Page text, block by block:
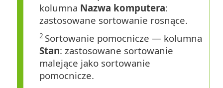
kolumna Nazwa komputera:
zastosowane sortowanie rosnące.
2 Sortowanie pomocnicze — kolumna
Stan: zastosowane sortowanie
malejące jako sortowanie
pomocnicze.